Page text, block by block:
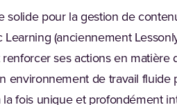
solide pour la gestion de
Learning (anciennement
ses actions en matière
environnement de travail
fois unique et profondément